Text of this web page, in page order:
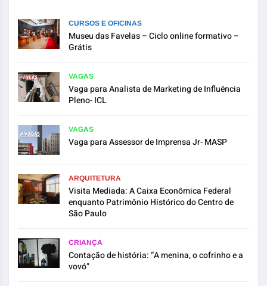
CURSOS E OFICINAS
Museu das Favelas – Ciclo online formativo –
Grátis
VAGAS
Vaga para Analista de Marketing de Influência
Pleno- ICL
VAGAS
Vaga para Assessor de Imprensa Jr- MASP
ARQUITETURA
Visita Mediada: A Caixa Econômica Federal
enquanto Patrimônio Histórico do Centro de
São Paulo
CRIANÇA
Contação de história: “A menina, o cofrinho e a
vovó”